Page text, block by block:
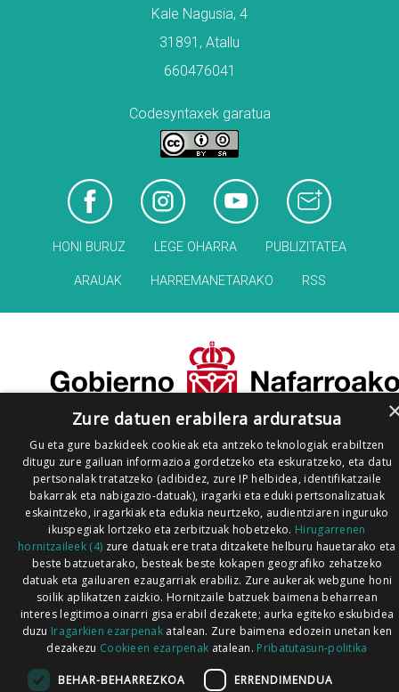
Kale Nagusia, 4
31891, Atallu
660476041
Codesyntaxek garatua
HONI BURUZ LEGE OHARRA PUBLIZITATEA
ARAUAK HARREMANETARAKO RSS
Zure datuen erabilera arduratsua
Gu eta gure bazkideek cookieak eta antzeko teknologiak erabiltzen
ditugu zure gailuan informazioa gordetzeko eta eskuratzeko, eta datu
pertsonalak tratatzeko (adibidez, zure IP helbidea, identifikatzaile
bakarrak eta nabigazio-datuak), iragarki eta eduki pertsonalizatuak
eskaintzeko, iragarkiak eta edukia neurtzeko, audientziaren inguruko
ikuspegiak lortzeko eta zerbitzuak hobetzeko. Hirugarrenen
hornitzaileek (4) zure datuak ere trata ditzakete helburu hauetarako eta
beste batzuetarako, besteak beste kokapen geografiko zehatzeko
datuak eta gailuaren ezaugarriak erabiliz. Zure aukerak webgune honi
soilik aplikatzen zaizkio. Hornitzaile batzuek baimena beharrean
interes legitimoa oinarri gisa erabil dezakete; aurka egiteko eskubidea
duzu Iragarkien ezarpenak atalean. Zure baimena edozein unetan ken
dezakezu Cookieen ezarpenak atalean. Pribatutasun-politika
BEHAR-BEHARREZKOA ERRENDIMENDUA